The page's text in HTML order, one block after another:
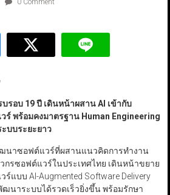
0 Comment
บรอบ 19ปี เดินหน้าผสาน AI เข้ากับ
พร้อมคงมาตรฐาน Human Engineering
บบระยะยาว
าซอฟต์แวร์ที่ผสานแนวคิดการทำงาน
กรซอฟต์แวร์ในประเทศไทย เดินหน้าขยาย
บบ AI-Augmented Software Delivery
ฒนาระบบได้รวดเร็วยิ่งขึ้น พร้อมรักษา